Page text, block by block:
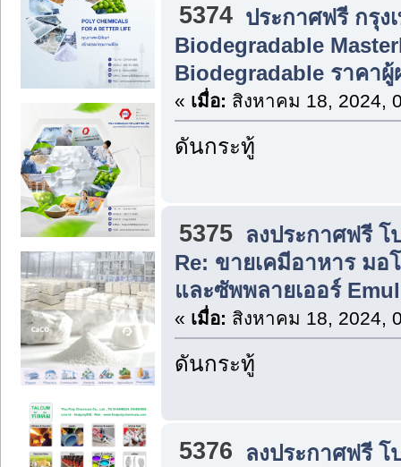
5374 ประกาศฟรี กรุง
Biodegradable
Biodegradable ราคาผู้
« เมื่อ: สิงหาคม 18, 2024,
ดันกระทู้
5375 ลงประกาศฟรี
Re: ขายเคมีอาหาร มอ
และซัพพลายเออร์
« เมื่อ: สิงหาคม 18, 2024,
ดันกระทู้
5376
ลงประกาศฟรี